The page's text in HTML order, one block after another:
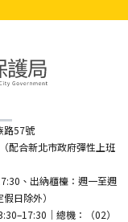
路57號
配合新北市政府彈性上班
、出納櫃檯：週一至週
日除外）
｜總機：（02）